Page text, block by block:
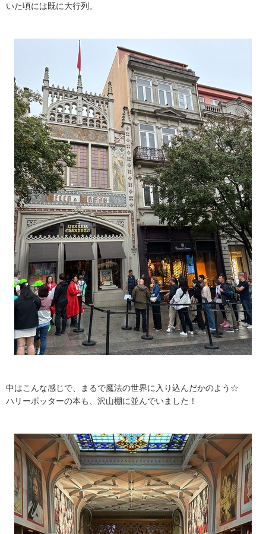
いた頃には既に大行列。
中はこんな感じで、まるで魔法の世界に入り込んだかのよう☆
ハリーポッターの本も、沢山棚に並んでいました！